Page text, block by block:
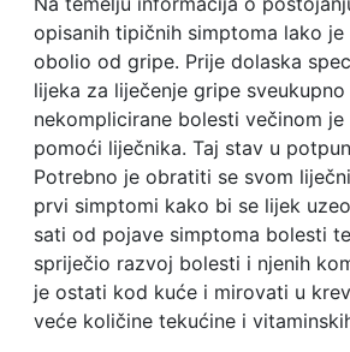
opisanih tipičnih simptoma lako
obolio od gripe. Prije dolaska
lijeka za liječenje gripe sveukupno
nekomplicirane bolesti večinom je
pomoći liječnika. Taj stav u
Potrebno je obratiti se svom
prvi simptomi kako bi se lijek
sati od pojave simptoma bolesti
spriječio razvoj bolesti i njenih
je ostati kod kuće i mirovati u
veće količine tekućine i